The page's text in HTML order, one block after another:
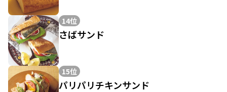
14位
さばサンド
15位
パリパリチキンサンド